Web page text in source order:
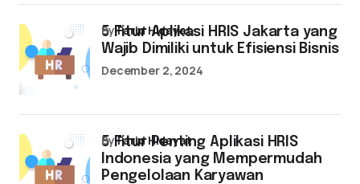
5 Fitur Aplikasi HRIS Jakarta yang
Wajib Dimiliki untuk Efisiensi Bisnis
byFarid Hidayat
December 2, 2024
5 Fitur Penting Aplikasi HRIS
Indonesia yang Mempermudah
Pengelolaan Karyawan
byFarid Hidayat